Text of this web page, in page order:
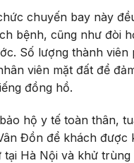
chuyến bay này
bệnh, cũng như đòi
Số lượng thành
viên mặt đất để
đồng hồ.
hộ y tế toàn thân,
Đồn để khách
tại Hà Nội và khử